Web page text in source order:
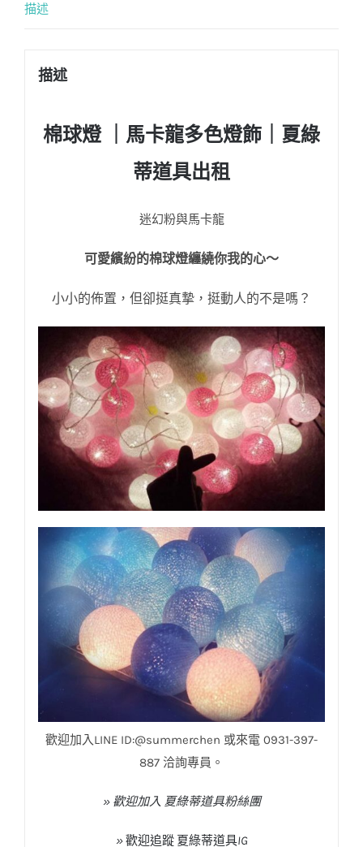
描述
描述
棉球燈 ｜馬卡龍多色燈飾｜夏綠
蒂道具出租
迷幻粉與馬卡龍
可愛繽紛的棉球燈纏繞你我的心～
小小的佈置，但卻挺真摯，挺動人的不是嗎？
歡迎加入LINE ID:@summerchen 或來電 0931-397-
887 洽詢專員。
» 歡迎加入 夏綠蒂道具粉絲團
»歡迎追蹤 夏綠蒂道具IG